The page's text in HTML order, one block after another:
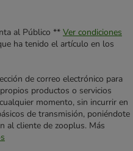
al Público ** Ver condiciones
ha tenido el artículo en los
de correo electrónico para
productos o servicios
momento, sin incurrir en
de transmisión, poniéndote
al cliente de zooplus. Más